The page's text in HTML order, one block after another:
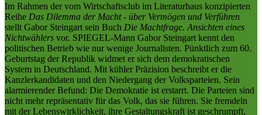
Im Rahmen der vom Wirtschaftsclub im Literaturhaus konzipierten
Reihe Das Dilemma der Macht - über Vermögen und Verführen
stellt Gabor Steingart sein Buch Die Machtfrage. Ansichten eines
Nichtwählers vor. SPIEGEL-Mann Gabor Steingart kennt den
politischen Betrieb wie nur wenige Journalisten. Pünktlich zum 60.
Geburtstag der Republik widmet er sich dem demokratischen
System in Deutschland. Mit kühler Präzision beschreibt er die
Kanzlerkandidaten und den Niedergang der Volksparteien. Sein
alarmierender Befund: Die Demokratie ist erstarrt. Die Parteien sind
nicht mehr repräsentativ für das Volk, das sie führen. Sie fremdeln
mit der Lebenswirklichkeit, ihre Gestaltungskraft ist geschrumpft,